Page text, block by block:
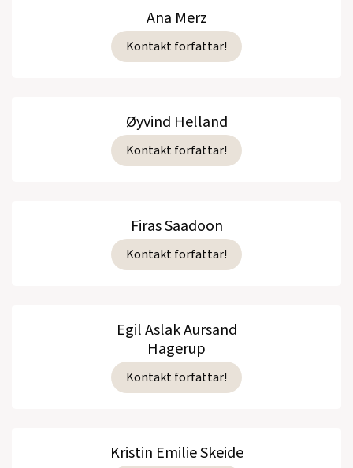
Ana Merz
Kontakt forfattar!
Øyvind Helland
Kontakt forfattar!
Firas Saadoon
Kontakt forfattar!
Egil Aslak Aursand
Hagerup
Kontakt forfattar!
Kristin Emilie Skeide